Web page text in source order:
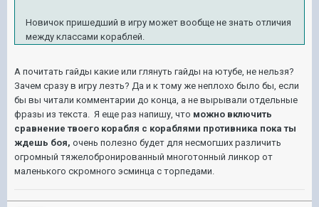
Новичок пришедший в игру может вообще не знать отличия
между классами кораблей.
А почитать гайды какие или глянуть гайды на ютубе, не нельзя?
Зачем сразу в игру лезть? Да и к тому же неплохо было бы, если
бы вы читали комментарии до конца, а не вырывали отдельные
фразы из текста. Я еще раз напишу, что можно включить
сравнение твоего корабля с кораблями противника пока ты
ждешь боя, очень полезно будет для несмогших различить
огромный тяжелобронированный многотонный линкор от
маленького скромного эсминца с торпедами.